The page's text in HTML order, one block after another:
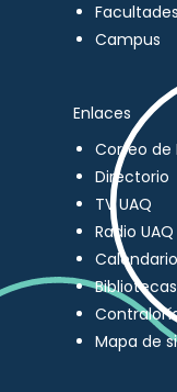
Facultades
Campus
Enlaces
Correo de
Directorio
TV UAQ
Radio UAQ
Bibliotecas
Mapa de